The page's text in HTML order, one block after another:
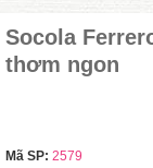
Socola
thơm ngon
Mã SP: 2579